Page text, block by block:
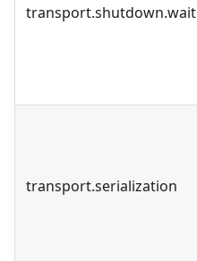
transport.shutdown.wait
transport.serialization